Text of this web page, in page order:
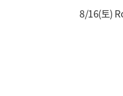
8/16(토)